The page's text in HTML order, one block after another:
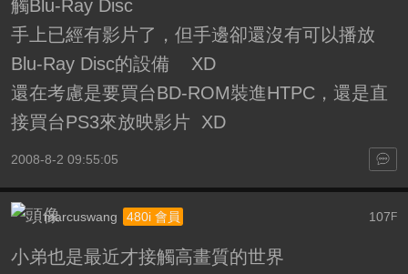
觸Blu-Ray Disc
手上已經有影片了，但手邊卻還沒有可以播放
Blu-Ray Disc的設備 XD
還在考慮是要買台BD-ROM裝進HTPC，還是直
接買台PS3來放映影片 XD
2008-8-2 09:55:05
107 F
marcuswang 480i 會員
小弟也是最近才接觸高畫質的世界